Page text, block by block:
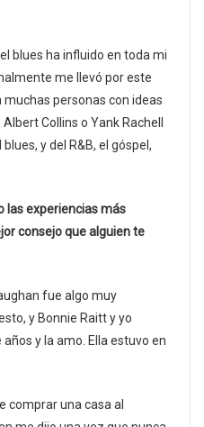
blues ha influido en toda mi
me llevó por este
personas con ideas
Collins o Yank Rachell
y del R&B, el góspel,
las experiencias más
consejo que alguien te
fue algo muy
y Bonnie Raitt y yo
y la amo. Ella estuvo en
comprar una casa al